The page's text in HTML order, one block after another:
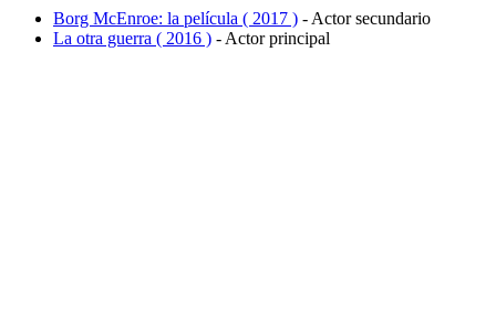
Borg McEnroe: la película ( 2017 ) - Actor secundario
La otra guerra ( 2016 ) - Actor principal